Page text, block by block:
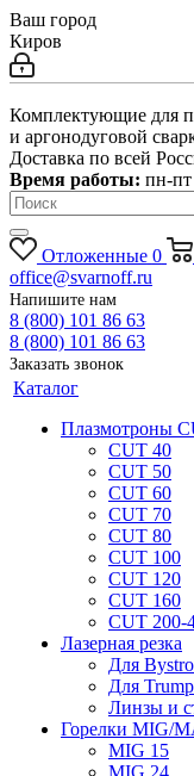
Ваш город
Киров
Комплектующие для
и аргонодуговой
Доставка по всей
Время работы: пн-пт
Отложенные 0
office@svarnoff.ru
Напишите нам
8 (800) 101 86 63
8 (800) 101 86 63
Заказать звонок
Каталог
Плазмотроны
CUT 40
CUT 50
CUT 60
CUT 70
CUT 80
CUT 100
CUT 120
CUT 160
CUT 200-
Лазерная резка
Для
Для
Линзы и
Горелки MIG/
MIG 15
MIG 24